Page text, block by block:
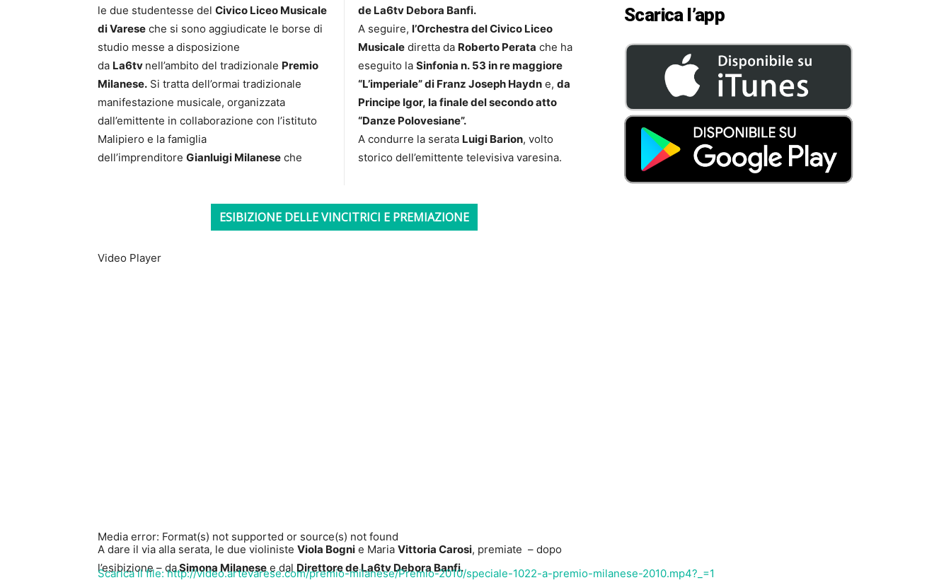
le due studentesse del Civico Liceo Musicale
di Varese che si sono aggiudicate le borse di
studio messe a disposizione
da La6tv nell’ambito del tradizionale Premio
Milanese. Si tratta dell’ormai tradizionale
manifestazione musicale, organizzata
dall’emittente in collaborazione con l’istituto
Malipiero e la famiglia
dell’imprenditore Gianluigi Milanese che
de La6tv Debora Banfi.
A seguire, l’Orchestra del Civico Liceo
Musicale diretta da Roberto Perata che ha
eseguito la Sinfonia n. 53 in re maggiore
“L’imperiale” di Franz Joseph Haydn e, da
Principe Igor, la finale del secondo atto
“Danze Polovesiane”.
A condurre la serata Luigi Barion, volto
storico dell’emittente televisiva varesina.
ESIBIZIONE DELLE VINCITRICI E PREMIAZIONE
Video Player
Media error: Format(s) not supported or source(s) not found
Scarica il file: http://video.artevarese.com/premio-milanese/Premio-2010/speciale-1022-a-premio-milanese-2010.mp4?_=1
A dare il via alla serata, le due violiniste Viola Bogni e Maria Vittoria Carosi, premiate – dopo
l’esibizione – daSimona Milanese e dal Direttore de La6tv Debora Banfi.
Scarica l’app